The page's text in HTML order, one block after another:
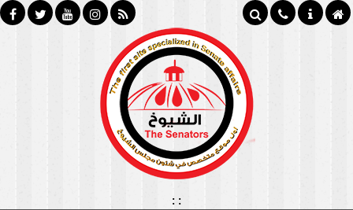
:
: